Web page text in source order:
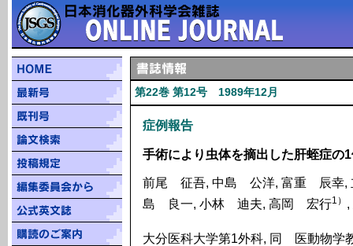
第22巻 第12号 1989年12月
症例報告
手術により虫体を摘出した肝蛭症の
前尾 征吾, 中島 公洋, 富重 辰幸
島 良一, 小林 迪夫, 高岡 宏行1）
大分医科大学第1外科, 同 医動物学